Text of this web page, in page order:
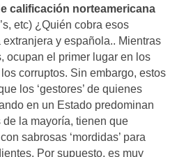
calificación norteamericana
etc) ¿Quién cobra esos
y española.. Mientras
ocupan el primer lugar en los
corruptos. Sin embargo, estos
los ‘gestores’ de quienes
en un Estado predominan
la mayoría, tienen que
sabrosas ‘mordidas’ para
Por supuesto, es muy